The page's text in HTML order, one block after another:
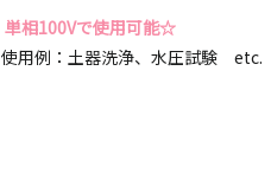
単相100Vで使用可能☆
使用例：土器洗浄、水圧試験 etc.